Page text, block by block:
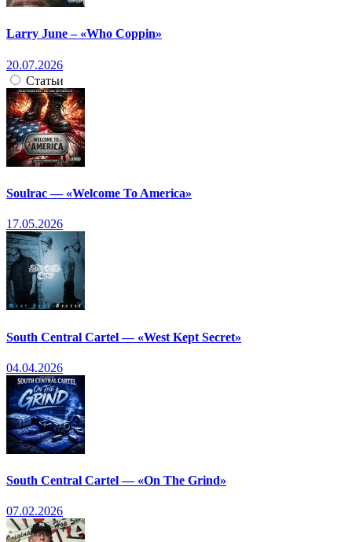
Larry June – «Who Coppin»
20.07.2026
Статьи
Soulrac — «Welcome To America»
17.05.2026
South Central Cartel — «West Kept Secret»
04.04.2026
South Central Cartel — «On The Grind»
07.02.2026